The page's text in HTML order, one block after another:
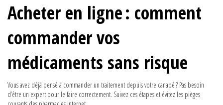
Acheter en ligne : comment
commander vos
médicaments sans risque
Vous avez déjà pensé à commander un traitement depuis votre canapé ? Pas besoin
d’être un expert pour le faire correctement. Suivez ces étapes et évitez les pièges